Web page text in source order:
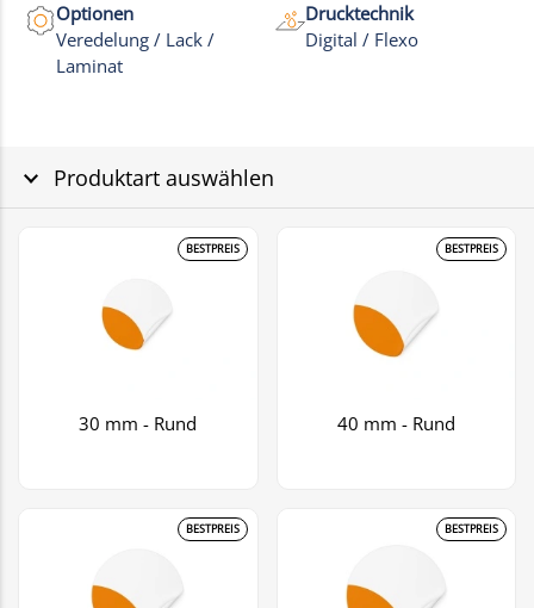
Optionen
Veredelung / Lack /
Laminat
Drucktechnik
Digital / Flexo
Produktart auswählen
30 mm - Rund
BESTPREIS
40 mm - Rund
BESTPREIS
BESTPREIS BESTPREIS